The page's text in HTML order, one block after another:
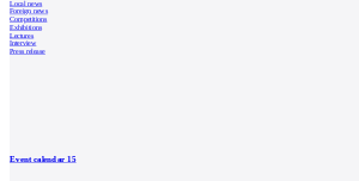
Local news
Foreign news
Competitions
Exhibitions
Lectures
Interview
Press release
Event calendar15